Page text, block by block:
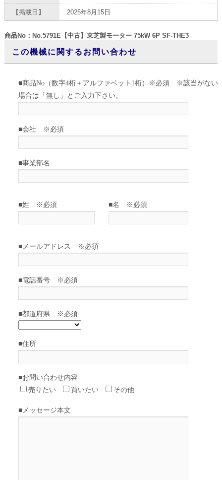
【掲載日】 2025年8月15日
商品No：No.5791E【中古】東芝製モーター 75kW 6P SF-THE3
この機械に関するお問い合わせ